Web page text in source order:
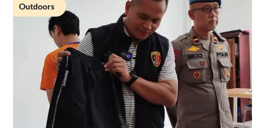
Outdoors